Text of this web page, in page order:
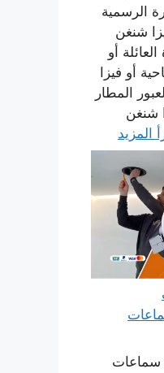
الرسمية
شنغن
أو
أو فيزا
المطار
شنغن
المزيد
سماعات
سماعات